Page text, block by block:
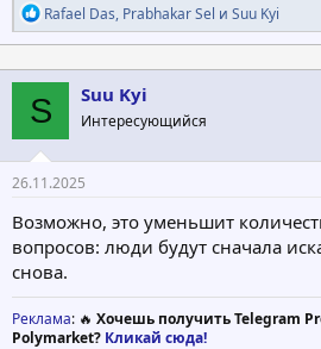
Р
е
а
к
ц
и
и
:
Rafael Das, Prabhakar Sel и Suu Kyi
S Suu Kyi
Интересующийся
26.11.2025
Возможно, это уменьшит
вопросов: люди будут сначала
снова.
Реклама: 🔥 Хочешь получить Telegram
Polymarket? Кликай сюда!